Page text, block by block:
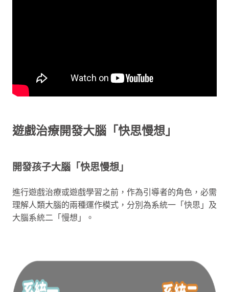
遊戲治療開發大腦「快思慢想」
開發孩子大腦「快思慢想」
進行遊戲治療或遊戲學習之前，作為引導者的角色，必需
理解人類大腦的兩種運作模式，分別為系統一「快思」及
大腦系統二「慢想」。